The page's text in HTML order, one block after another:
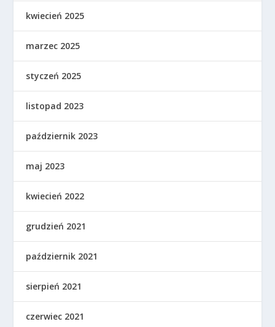
kwiecień 2025
marzec 2025
styczeń 2025
listopad 2023
październik 2023
maj 2023
kwiecień 2022
grudzień 2021
październik 2021
sierpień 2021
czerwiec 2021